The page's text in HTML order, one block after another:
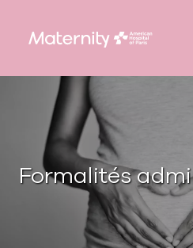
content
Formalités